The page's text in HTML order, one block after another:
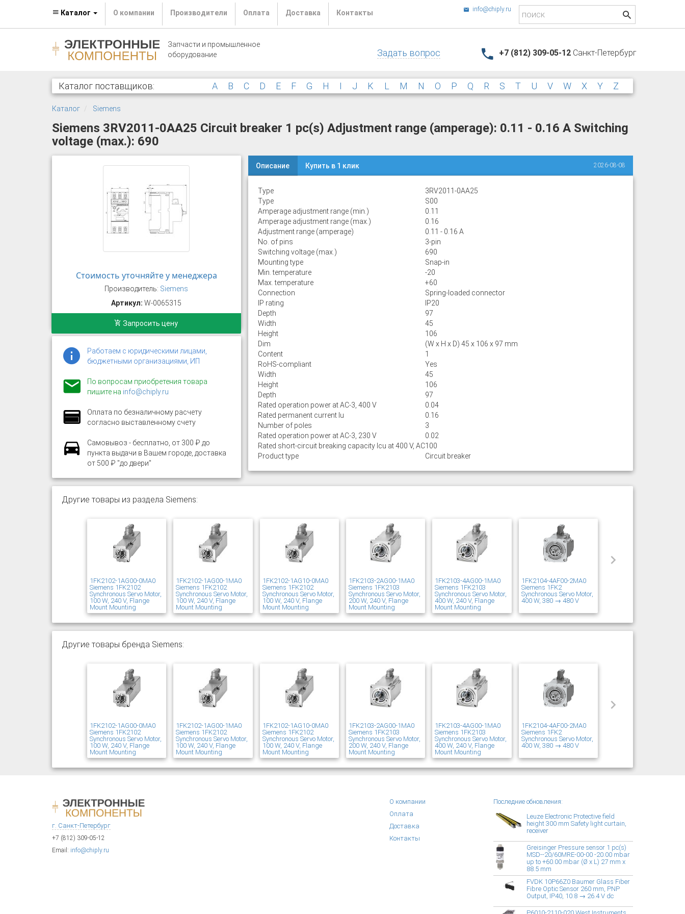
Каталог О компании Производители Оплата Доставка Контакты info@chiply.ru
Запчасти и промышленное
оборудование
Задать вопрос +7 (812) 309-05-12 Санкт-Петербург
Каталог поставщиков: A B C D E F G H I J K L M N O P Q R S T U VW XY Z
Каталог Siemens
Siemens 3RV2011-0AA25 Circuit breaker 1 pc(s) Adjustment range (amperage): 0.11 - 0.16 A Switching
voltage (max.): 690
Стоимость уточняйте у менеджера
Производитель: Siemens
Артикул: W-0065315
Запросить цену
Работаем с юридическими лицами,
бюджетными организациями, ИП
По вопросам приобретения товара
пишите на info@chiply.ru
Оплата по безналичному расчету
согласно выставленному счету
Самовывоз - бесплатно, от 300 ₽ до
пункта выдачи в Вашем городе, доставка
от 500 ₽ "до двери"
Описание Купить в 1 клик 2026-08-08
Type
3RV2011-0AA25
Type
S00
Amperage adjustment range (min.)
0.11
Amperage adjustment range (max.)
0.16
Adjustment range (amperage)
0.11 - 0.16 A
No. of pins
3-pin
Switching voltage (max.)
690
Mounting type
Snap-in
Min. temperature
-20
Max. temperature
+60
Connection
Spring-loaded connector
IP rating
IP20
Depth
97
Width
45
Height
106
Dim
(W x H x D) 45 x 106 x 97 mm
Content
1
RoHS-compliant
Yes
Width
45
Height
106
Depth
97
Rated operation power at AC-3, 400 V
0.04
Rated permanent current Iu
0.16
Number of poles
3
Rated operation power at AC-3, 230 V
0.02
Rated short-circuit breaking capacity lcu at 400 V, AC100
Product type
Circuit breaker
Другие товары из раздела Siemens:
1FK2102-1AG00-0MA0
Siemens 1FK2102
Synchronous Servo Motor,
100 W, 240 V, Flange
Mount Mounting
1FK2102-1AG00-1MA0
Siemens 1FK2102
Synchronous Servo Motor,
100 W, 240 V, Flange
Mount Mounting
1FK2102-1AG10-0MA0
Siemens 1FK2102
Synchronous Servo Motor,
100 W, 240 V, Flange
Mount Mounting
1FK2103-2AG00-1MA0
Siemens 1FK2103
Synchronous Servo Motor,
200 W, 240 V, Flange
Mount Mounting
1FK2103-4AG00-1MA0
Siemens 1FK2103
Synchronous Servo Motor,
400 W, 240 V, Flange
Mount Mounting
1FK2104-4AF00-2MA0
Siemens 1FK2
Synchronous Servo Motor,
400 W, 380 → 480 V
Другие товары бренда Siemens:
1FK2102-1AG00-0MA0
Siemens 1FK2102
Synchronous Servo Motor,
100 W, 240 V, Flange
Mount Mounting
1FK2102-1AG00-1MA0
Siemens 1FK2102
Synchronous Servo Motor,
100 W, 240 V, Flange
Mount Mounting
1FK2102-1AG10-0MA0
Siemens 1FK2102
Synchronous Servo Motor,
100 W, 240 V, Flange
Mount Mounting
1FK2103-2AG00-1MA0
Siemens 1FK2103
Synchronous Servo Motor,
200 W, 240 V, Flange
Mount Mounting
1FK2103-4AG00-1MA0
Siemens 1FK2103
Synchronous Servo Motor,
400 W, 240 V, Flange
Mount Mounting
1FK2104-4AF00-2MA0
Siemens 1FK2
Synchronous Servo Motor,
400 W, 380 → 480 V
г. Санкт-Петербург
+7 (812) 309-05-12
Email: info@chiply.ru
О компании
Оплата
Доставка
Контакты
Последние обновления:
Leuze Electronic Protective field
height 300 mm Safety light curtain,
receiver
Greisinger Pressure sensor 1 pc(s)
MSD--20/60MRE-00-00 -20.00 mbar
up to +60.00 mbar (Ø x L) 27 mm x
88.5 mm
FVDK 10P66Z0 Baumer Glass Fiber
Fibre Optic Sensor 260 mm, PNP
Output, IP40, 10.8 → 26.4 V dc